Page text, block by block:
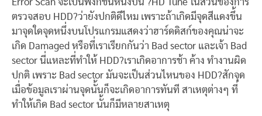
Error Scan จะเป็นฟังก์ชันหนึ่งบน ?HD Tune ในส่วนของการ
ตรวจสอบ HDD?ว่ายังปกติดีไหม เพราะถ้าเกิดมีจุดสีแดงขึ้น
มาจุดใดจุดหนึ่งบนโปรแกรมแสดงว่าฮาร์ดดิสก์ของคุณน่าจะ
เกิด Damaged หรือที่เราเรียกกันว่า Bad sector และเจ้า Bad
sector นี่แหละที่ทำให้ HDD?เราเกิดอาการช้า ค้าง ทำงานผิด
ปกติ เพราะ Bad sector มันจะเป็นส่วนไหนของ HDD?สักจุด
เมื่อข้อมูลเราผ่านจุดนั้นก็จะเกิดอาการทันที สาเหตุต่างๆ ที่
ทำให้เกิด Bad sector นั้นก็มีหลายสาเหตุ